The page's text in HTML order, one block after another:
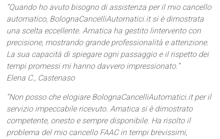
“Quando ho avuto bisogno di assistenza per il mio cancello
automatico, BolognaCancelliAutomatici.it si è dimostrata
una scelta eccellente. Amatica ha gestito lintervento con
precisione, mostrando grande professionalità e attenzione.
La sua capacità di spiegare ogni passaggio e il rispetto dei
tempi promessi mi hanno davvero impressionato.”
Elena C., Castenaso
“Non posso che elogiare BolognaCancelliAutomatici.it per il
servizio impeccabile ricevuto. Amatica si è dimostrato
competente, onesto e sempre disponibile. Ha risolto il
problema del mio cancello FAAC in tempi brevissimi,